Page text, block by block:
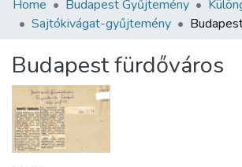
Communities & Collections
Statistics
About us
Home Budapest Gyűjtemény
Sajtókivágat-gyűjtemény
Budapest fürdőváros